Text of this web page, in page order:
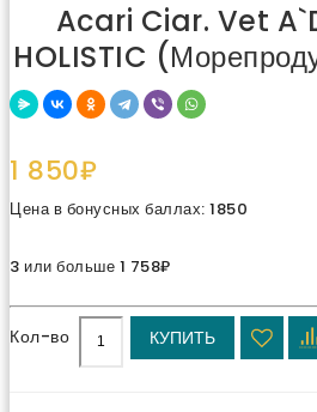
Acari Ciar. Vet
HOLISTIC
1 850₽
Цена в бонусных баллах: 1850
3 или больше 1 758₽
Кол-во КУПИТЬ